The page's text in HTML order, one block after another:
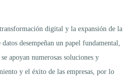
digital y la expansión de la
desempeñan un papel fundamental,
apoyan numerosas soluciones y
y el éxito de las empresas, por lo